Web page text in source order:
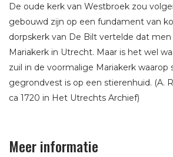
De oude kerk van Westbroek zou
gebouwd zijn op een fundament van
dorpskerk van De Bilt vertelde dat men
Mariakerk in Utrecht. Maar is het wel
zuil in de voormalige Mariakerk waarop
gegrondvest is op een stierenhuid. (A.
ca 1720 in Het Utrechts Archief)
Meer informatie